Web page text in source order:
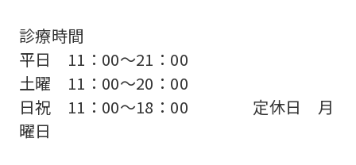
診療時間
平日 11：00～21：00
土曜 11：00～20：00
日祝 11：00～18：00 定休日 月
曜日